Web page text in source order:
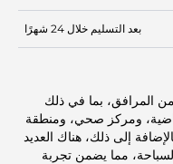
بعد التسليم خلال 24 شهرًا
المرافق، بما في ذلك
ومركز صحي، ومنطقة
إلى ذلك، هناك العديد
مما يضمن تجربة